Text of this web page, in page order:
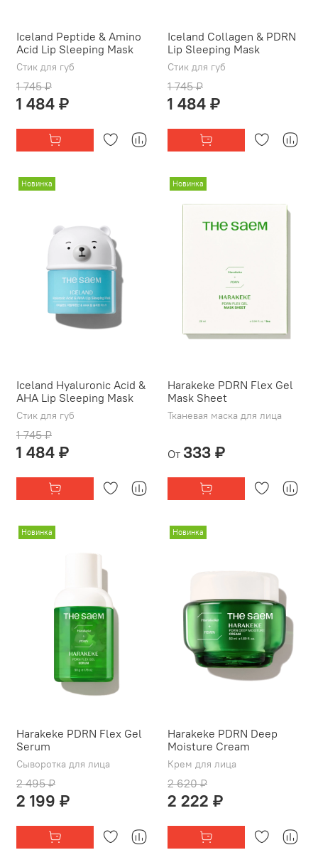
Iceland Peptide & Amino
Acid Lip Sleeping Mask
Стик для губ
1 745 ₽
1 484 ₽
Iceland Collagen & PDRN
Lip Sleeping Mask
Стик для губ
1 745 ₽
1 484 ₽
Новинка
Iceland Hyaluronic Acid &
AHA Lip Sleeping Mask
Стик для губ
1 745 ₽
1 484 ₽
Новинка
Harakeke PDRN Flex Gel
Mask Sheet
Тканевая маска для лица
От 333 ₽
Новинка
Harakeke PDRN Flex Gel
Serum
Сыворотка для лица
2 495 ₽
2 199 ₽
Новинка
Harakeke PDRN Deep
Moisture Cream
Крем для лица
2 620 ₽
2 222 ₽